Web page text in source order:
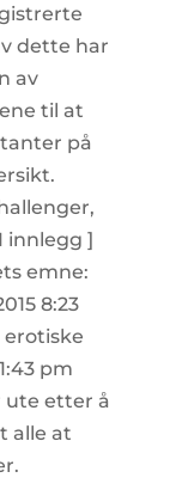
dette har
av
til at
på
innlegg ]
emne:
8:23
erotiske
pm
ute etter å
alle at